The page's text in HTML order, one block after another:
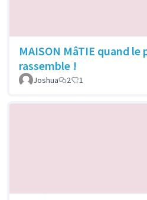
MAISON MâTIE quand le
rassemble !
Joshua 2 1